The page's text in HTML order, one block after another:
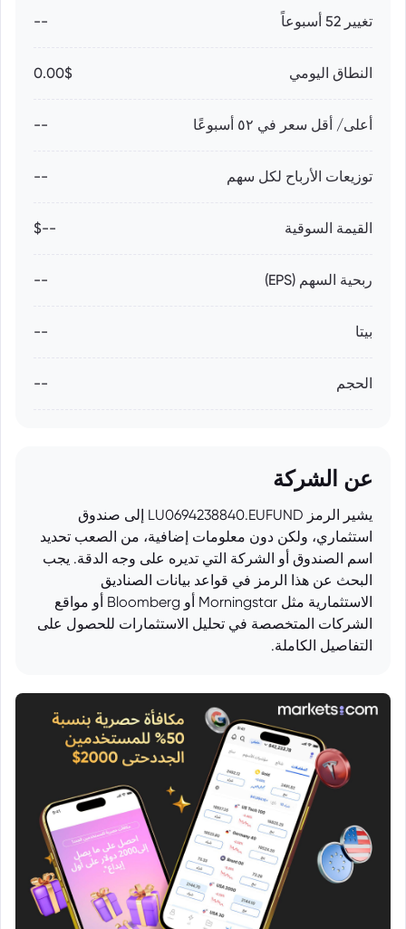
تغيير 52 أسبوعاً --
النطاق اليومي 0.00$
أعلى/ أقل سعر في ٥٢ أسبوعًا --
توزيعات الأرباح لكل سهم --
القيمة السوقية --$
ربحية السهم (EPS) --
بيتا --
الحجم --
عن الشركة
يشير الرمز LU0694238840.EUFUND إلى صندوق
استثماري، ولكن دون معلومات إضافية، من الصعب تحديد
اسم الصندوق أو الشركة التي تديره على وجه الدقة. يجب
البحث عن هذا الرمز في قواعد بيانات الصناديق
الاستثمارية مثل Morningstar أو Bloomberg أو مواقع
الشركات المتخصصة في تحليل الاستثمارات للحصول على
التفاصيل الكاملة.